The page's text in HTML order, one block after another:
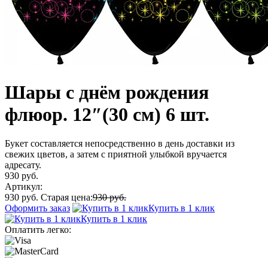
Шары с днём рождения
флюор. 12″(30 см) 6 шт.
Букет составляется непосредственно в день доставки из
свежих цветов, а затем с приятной улыбкой вручается
адресату.
930 руб.
Артикул:
930 руб. Старая цена:930 руб.
Оформить заказ
Купить в 1 клик
Купить в 1 клик
Оплатить легко: